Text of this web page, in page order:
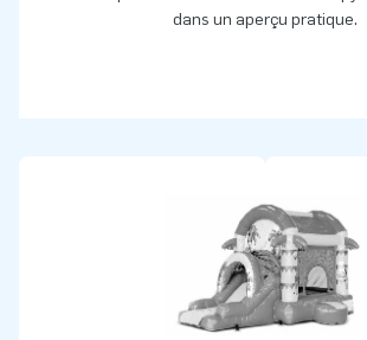
dans un aperçu pratique.